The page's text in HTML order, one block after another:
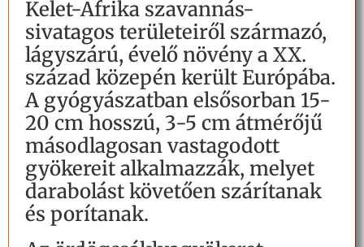
Kelet-Afrika szavannás-
sivatagos területeiről származó,
lágyszárú, évelő növény a XX.
század közepén került Európába.
A gyógyászatban elsősorban 15-
20 cm hosszú, 3-5 cm átmérőjű
másodlagosan vastagodott
gyökereit alkalmazzák, melyet
darabolást követően szárítanak
és porítanak.